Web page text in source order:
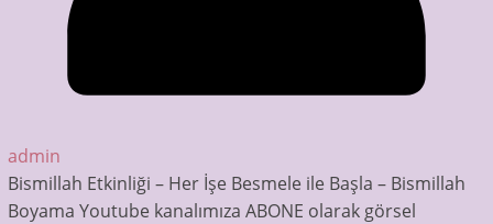
admin
Bismillah Etkinliği – Her İşe Besmele ile Başla – Bismillah
Boyama Youtube kanalımıza ABONE olarak görsel